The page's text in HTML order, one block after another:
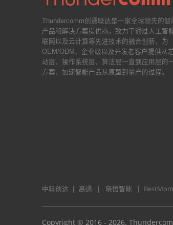
Thundercomm创通联达是一家全球领先的智
产品和解决方案提供商。致力于通过人工智
联网以及云计算等先进技术的融合创新，为
OEM/ODM、企业级以及开发者客户提供从
动层、操作系统层、算法层一直到应用层的
方案，加速智能产品从原型到量产的过程。
中科创达 高通 晓悟智能
Copyright © 2016 - 2026.